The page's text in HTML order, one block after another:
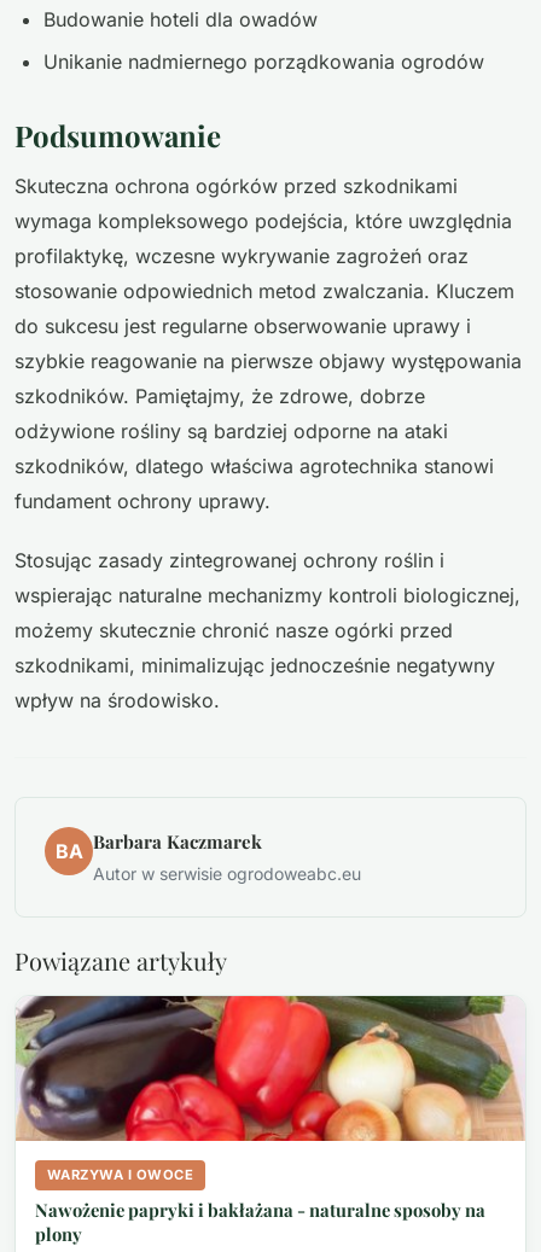
Budowanie hoteli dla owadów
Unikanie nadmiernego porządkowania ogrodów
Podsumowanie
Skuteczna ochrona ogórków przed szkodnikami
wymaga kompleksowego podejścia, które uwzględnia
profilaktykę, wczesne wykrywanie zagrożeń oraz
stosowanie odpowiednich metod zwalczania. Kluczem
do sukcesu jest regularne obserwowanie uprawy i
szybkie reagowanie na pierwsze objawy występowania
szkodników. Pamiętajmy, że zdrowe, dobrze
odżywione rośliny są bardziej odporne na ataki
szkodników, dlatego właściwa agrotechnika stanowi
fundament ochrony uprawy.
Stosując zasady zintegrowanej ochrony roślin i
wspierając naturalne mechanizmy kontroli biologicznej,
możemy skutecznie chronić nasze ogórki przed
szkodnikami, minimalizując jednocześnie negatywny
wpływ na środowisko.
BA Barbara Kaczmarek
Autor w serwisie ogrodoweabc.eu
Powiązane artykuły
WARZYWA I OWOCE
Nawożenie papryki i bakłażana - naturalne sposoby na
plony